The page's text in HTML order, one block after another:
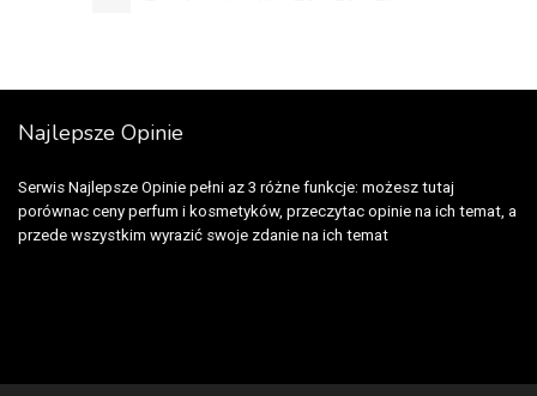
Najlepsze Opinie
Serwis Najlepsze Opinie pełni az 3 różne funkcje: możesz tutaj
porównac ceny perfum i kosmetyków, przeczytac opinie na ich temat, a
przede wszystkim wyrazić swoje zdanie na ich temat